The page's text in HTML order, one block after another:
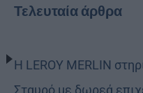
Τελευταία άρθρα
Η LEROY MERLIN
Σταυρό με δωρεά